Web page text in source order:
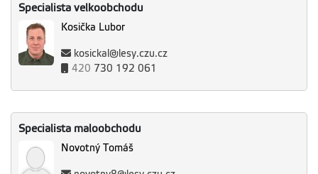
Specialista velkoobchodu
Kosička Lubor
kosickal@lesy.czu.cz
420 730 192 061
Specialista maloobchodu
Novotný Tomáš